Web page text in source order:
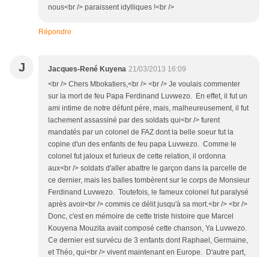
nous<br /> paraissent idylliques !<br />
Répondre
J Jacques-René Kuyena 21/03/2013 16:09
<br /> Chers Mbokatiers,<br /> <br /> Je voulais commenter
sur la mort de feu Papa Ferdinand Luvwezo. En effet, il fut un
ami intime de notre défunt père, mais, malheureusement, il fut
lachement assassiné par des soldats qui<br /> furent
mandatés par un colonel de FAZ dont la belle soeur fut la
copine d'un des enfants de feu papa Luvwezo. Comme le
colonel fut jaloux et furieux de cette relation, il ordonna
aux<br /> soldats d'aller abattre le garçon dans la parcelle de
ce dernier, mais les balles tombèrent sur le corps de Monsieur
Ferdinand Luvwezo. Toutefois, le fameux colonel fut paralysé
après avoir<br /> commis ce délit jusqu'à sa mort.<br /> <br />
Donc, c'est en mémoire de cette triste histoire que Marcel
Kouyena Mouzita avait composé cette chanson, Ya Luvwezo.
Ce dernier est survécu de 3 enfants dont Raphael, Germaine,
et Théo, qui<br /> vivent maintenant en Europe. D'autre part,